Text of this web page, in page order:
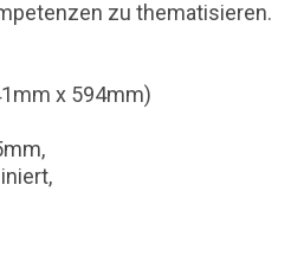
zu thematisieren.
x 594mm)